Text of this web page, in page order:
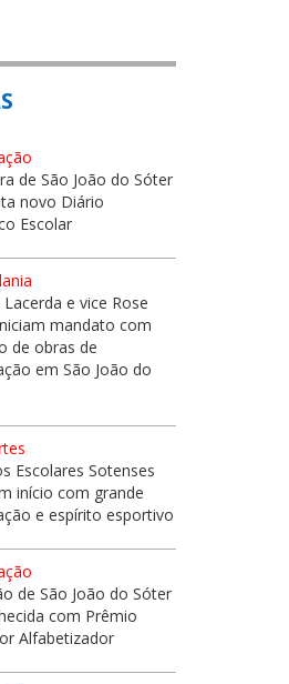
de São João do Sóter
novo Diário
Escolar
e vice Rose
mandato com
de obras de
em São João do
Escolares Sotenses
início com grande
e espírito esportivo
de São João do Sóter
com Prêmio
Alfabetizador